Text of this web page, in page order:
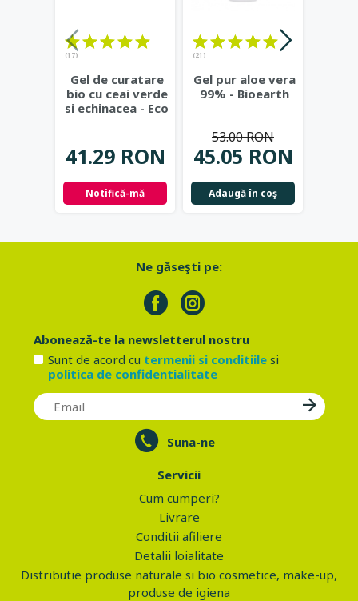
(17)
Gel de curatare
bio cu ceai verde
si echinacea - Eco
41.29 RON
Notifică-mă
(21)
Gel pur aloe vera
99% - Bioearth
45.05 RON
53.00 RON
Adaugă în coş
Ne găseşti pe:
Abonează-te la newsletterul nostru
Sunt de acord cu termenii si conditiilesi
politica de confidentialitate
Suna-ne
Servicii
Cum cumperi?
Livrare
Conditii afiliere
Detalii loialitate
Distributie produse naturale si bio cosmetice, make-up,
produse de igiena